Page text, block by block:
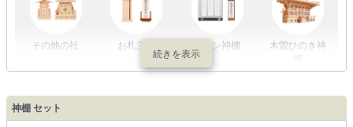
初盆セット 贈るセット 盆提灯単品 一対セット
盆提灯一万円
以内
～2万円
～3万円
以上
その他の社 お札立て モダン神棚
木曽ひのき神
神棚 セット